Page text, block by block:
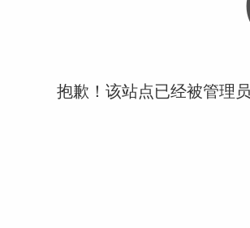
抱歉！该站点已经被管理